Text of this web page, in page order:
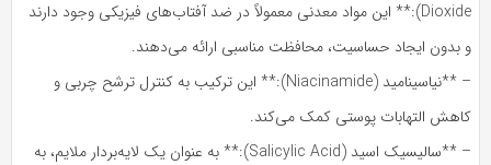
Dioxide):** این مواد معدنی معمولاً در ضد آفتاب‌های فیزیکی وجود دارند
بدون ایجاد حساسیت، محافظت مناسبی ارائه می‌دهند.
– **نیاسینامید (Niacinamide):** این ترکیب به کنترل ترشح چربی و
التهابات پوستی کمک می‌کند.
– **سالیسیک اسید (Salicylic Acid):** به عنوان یک لایه‌بردار ملایم، به